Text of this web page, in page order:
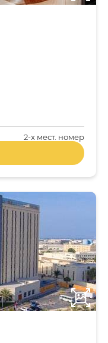
2-x мест. номер